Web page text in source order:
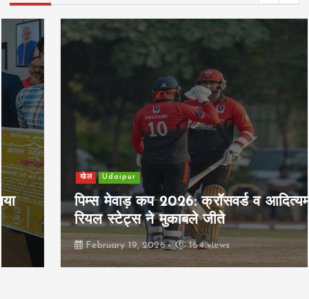
खेल Udaipur
पिम्स मेवाड़ कप 2026: क्रॉसवर्ड व आदित्यम
रियल स्टेट्स ने मुकाबले जीते
February 19, 2026 164 views